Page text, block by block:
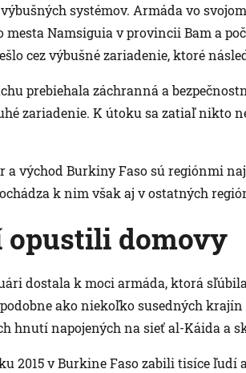
systémov. Armáda vo
Namsiguia v provincii Bam a
cez výbušné zariadenie, ktoré
prebiehala záchranná a
zariadenie. K útoku sa zatiaľ nikto
a východ Burkiny Faso sú regiónmi
k nim však aj v ostatných
domovy
dostala k moci armáda, ktorá
ako niekoľko susedných
hnutí napojených na sieť al-Káida a
2015 v Burkine Faso zabili tisíce ľudí